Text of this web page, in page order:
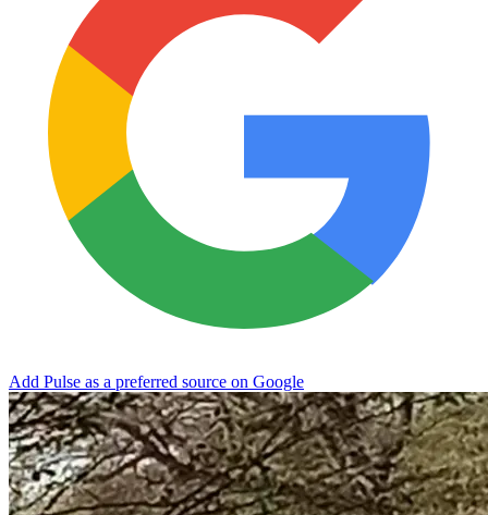
Add Pulse as a preferred source on Google